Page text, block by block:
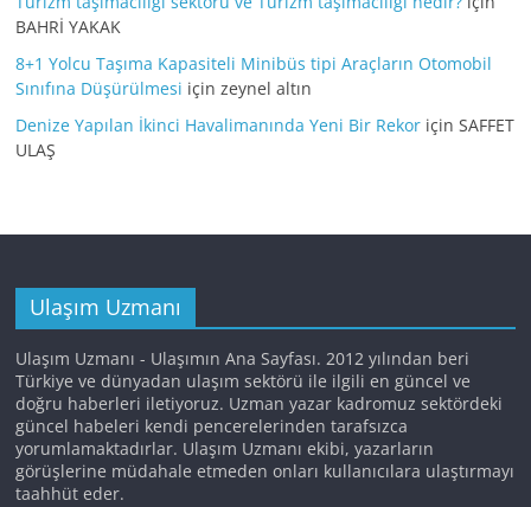
BAHRİ YAKAK
8+1 Yolcu Taşıma Kapasiteli Minibüs tipi Araçların Otomobil
Sınıfına Düşürülmesi içinzeynel altın
Denize Yapılan İkinci Havalimanında Yeni Bir Rekor içinSAFFET
ULAŞ
Ulaşım Uzmanı
Ulaşım Uzmanı - Ulaşımın Ana Sayfası. 2012 yılından beri
Türkiye ve dünyadan ulaşım sektörü ile ilgili en güncel ve
doğru haberleri iletiyoruz. Uzman yazar kadromuz sektördeki
güncel habeleri kendi pencerelerinden tarafsızca
yorumlamaktadırlar. Ulaşım Uzmanı ekibi, yazarların
görüşlerine müdahale etmeden onları kullanıcılara ulaştırmayı
taahhüt eder.